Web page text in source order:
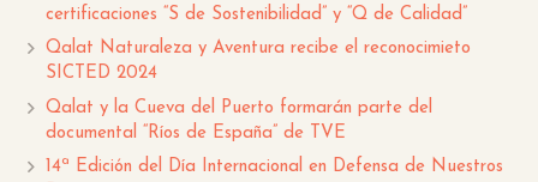
certificaciones “S de Sostenibilidad” y “Q de Calidad”
Qalat Naturaleza y Aventura recibe el reconocimieto
SICTED 2024
Qalat y la Cueva del Puerto formarán parte del
documental “Ríos de España” de TVE
14ª Edición del Día Internacional en Defensa de Nuestros